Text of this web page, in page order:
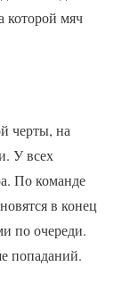
которой мяч
черты, на
У всех
По команде
в конец
по очереди.
попаданий.